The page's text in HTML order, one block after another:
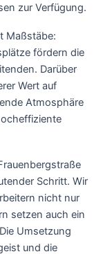
zur Verfügung.
Maßstäbe:
fördern die
Darüber
Wert auf
Atmosphäre
Schritt. Wir
nicht nur
setzen auch ein
Umsetzung
und die